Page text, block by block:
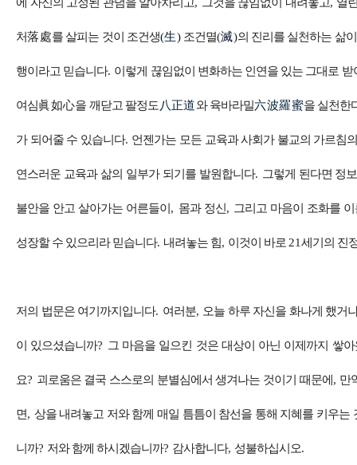
처落處를 살피는 것이 조건생(生) 조건멸(滅)의 진리를 실천하는 삶
행이라고 믿습니다. 이렇게 끊임없이 변화하는 인연을 있는 그대로 받
여심眞如心을 깨닫고 팔정도 八正道와 육바라밀六波羅蜜을 실천한
가 되어줄 수 있습니다. 언젠가는 모든 교육과 사회가 불교의 가르침
연스러운 교육과 삶의 일부가 되기를 발원합니다. 그렇게 된다면 정
불안을 안고 살아가는 어른들이 , 몸과 정신 , 그리고 마음이 조화를
성장할 수 있으리라 믿습니다. 내려놓는 힘, 이것이 바로 21세기의 진
저의 법문은 여기까지입니다. 여러분, 오늘 하루 자신을 화나게 했거
이 있으셨습니까? 그 마음을 일으킨 것은 대상이 아닌 이제까지 쌓
요? 괴로움은 결국 스스로의 분별심에서 생겨나는 것이기 때문에 , 만
면, 상을 내려놓고 저와 함께 매일 틈틈이 참선을 통해 지혜를 키우는
니까? 저와 함께 하시겠습니까? 감사합니다, 성불하십시오.